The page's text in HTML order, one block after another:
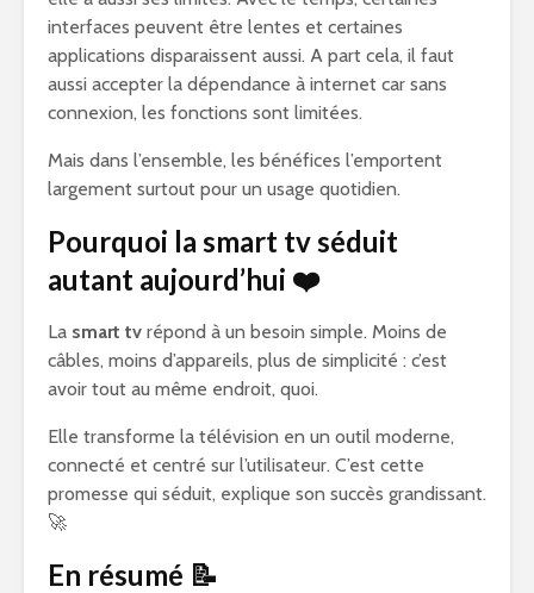
interfaces peuvent être lentes et certaines
applications disparaissent aussi. A part cela, il faut
aussi accepter la dépendance à internet car sans
connexion, les fonctions sont limitées.
Mais dans l’ensemble, les bénéfices l’emportent
largement surtout pour un usage quotidien.
Pourquoi la smart tv séduit
autant aujourd’hui ❤️
La smart tv répond à un besoin simple. Moins de
câbles, moins d’appareils, plus de simplicité : c’est
avoir tout au même endroit, quoi.
Elle transforme la télévision en un outil moderne,
connecté et centré sur l’utilisateur. C’est cette
promesse qui séduit, explique son succès grandissant.
🚀
En résumé 📝